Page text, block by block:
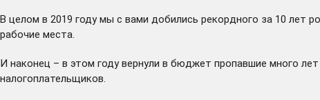
В целом в 2019 году мы с вами добились рекордного за 10 лет
рабочие места.
И наконец – в этом году вернули в бюджет пропавшие много
налогоплательщиков.